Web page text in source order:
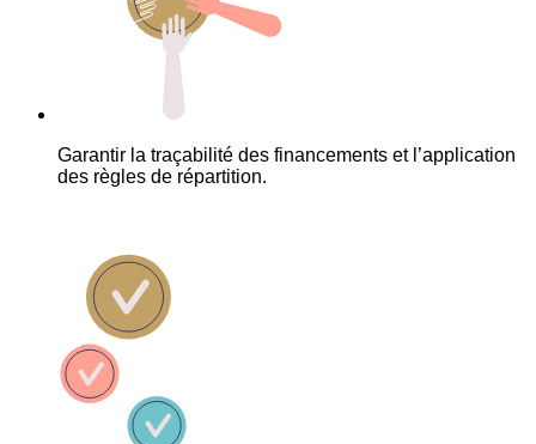
Garantir la traçabilité des financements et l’application
des règles de répartition.